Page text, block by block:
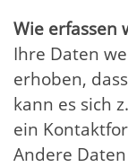
Wie erfassen
Ihre Daten
erhoben,
kann es sich
ein
Andere